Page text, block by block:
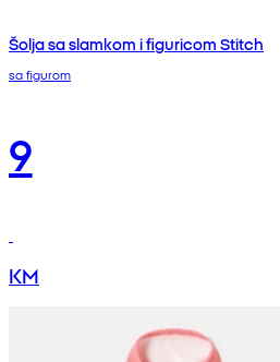
Šolja sa slamkom i figuricom Stitch
sa figurom
9
KM